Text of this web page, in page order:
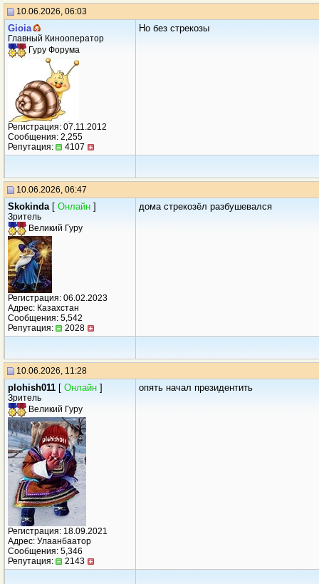
10.06.2026, 06:03
Gioiа
Главный Кинооператор
Гуру Форума
Регистрация: 07.11.2012
Сообщения: 2,255
Репутация:
4107
Но без стрекозы
10.06.2026, 06:47
Skokinda [ Онлайн ]
Зритель
Великий Гуру
Регистрация: 06.02.2023
Адрес: Казахстан
Сообщения: 5,542
Репутация:
2028
дома стрекозёл разбушевался
10.06.2026, 11:28
plohish011 [ Онлайн ]
Зритель
Великий Гуру
Регистрация: 18.09.2021
Адрес: Улаанбаатор
Сообщения: 5,346
Репутация:
2143
опять начал президентить